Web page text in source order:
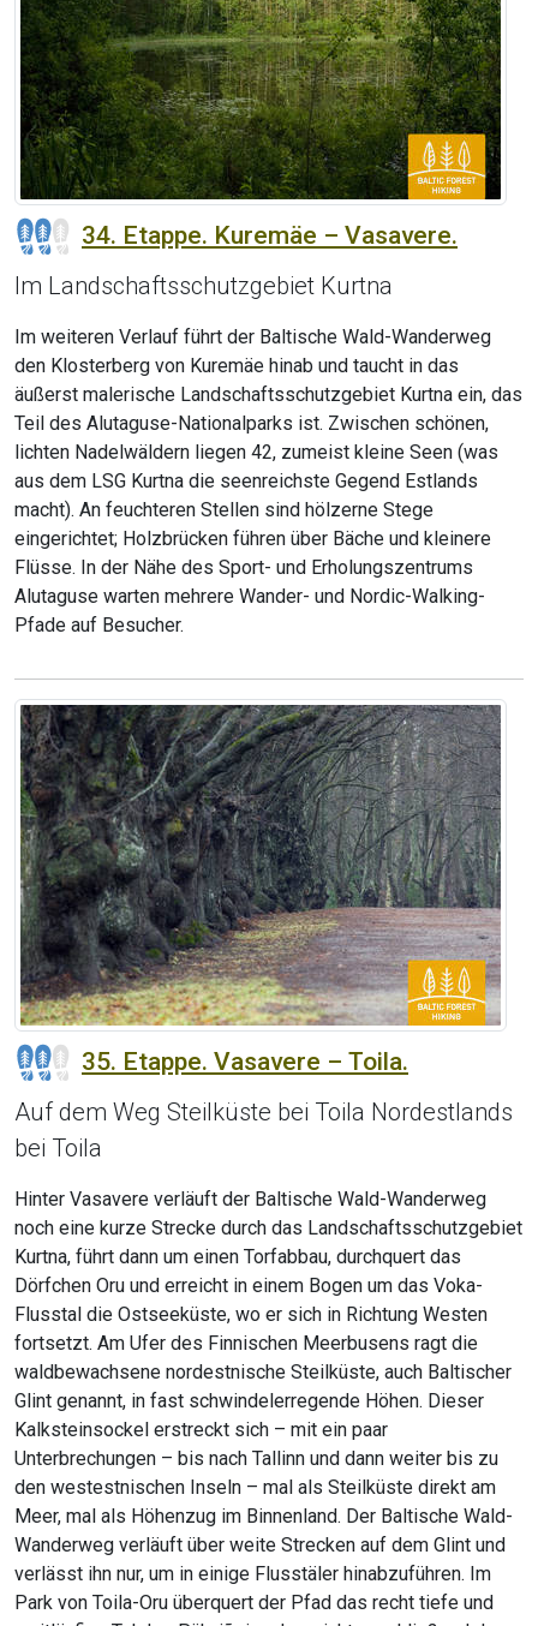
34. Etappe. Kuremäe – Vasavere.
Im Landschaftsschutzgebiet Kurtna
Im weiteren Verlauf führt der Baltische Wald-Wanderweg
den Klosterberg von Kuremäe hinab und taucht in das
äußerst malerische Landschaftsschutzgebiet Kurtna ein, das
Teil des Alutaguse-Nationalparks ist. Zwischen schönen,
lichten Nadelwäldern liegen 42, zumeist kleine Seen (was
aus dem LSG Kurtna die seenreichste Gegend Estlands
macht). An feuchteren Stellen sind hölzerne Stege
eingerichtet; Holzbrücken führen über Bäche und kleinere
Flüsse. In der Nähe des Sport- und Erholungszentrums
Alutaguse warten mehrere Wander- und Nordic-Walking-
Pfade auf Besucher.
35. Etappe. Vasavere – Toila.
Auf dem Weg Steilküste bei Toila Nordestlands
bei Toila
Hinter Vasavere verläuft der Baltische Wald-Wanderweg
noch eine kurze Strecke durch das Landschaftsschutzgebiet
Kurtna, führt dann um einen Torfabbau, durchquert das
Dörfchen Oru und erreicht in einem Bogen um das Voka-
Flusstal die Ostseeküste, wo er sich in Richtung Westen
fortsetzt. Am Ufer des Finnischen Meerbusens ragt die
waldbewachsene nordestnische Steilküste, auch Baltischer
Glint genannt, in fast schwindelerregende Höhen. Dieser
Kalksteinsockel erstreckt sich – mit ein paar
Unterbrechungen – bis nach Tallinn und dann weiter bis zu
den westestnischen Inseln – mal als Steilküste direkt am
Meer, mal als Höhenzug im Binnenland. Der Baltische Wald-
Wanderweg verläuft über weite Strecken auf dem Glint und
verlässt ihn nur, um in einige Flusstäler hinabzuführen. Im
Park von Toila-Oru überquert der Pfad das recht tiefe und